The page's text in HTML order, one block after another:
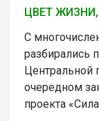
ЦВЕТ
С
разбирались
Центральной
очередном
проекта